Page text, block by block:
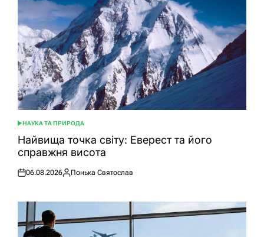
ОПУБЛІКУВАТИ
У
НАУКА ТА ПРИРОДА
Найвища точка світу: Еверест та його
справжня висота
Оприлюднено
06.08.2026
Опубліковано
Понька Святослав